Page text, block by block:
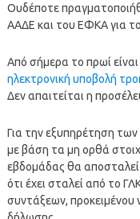
Ουδέποτε
ΑΑΔΕ και του ΕΦΚΑ για
Από σήμερα το πρωί είναι
ηλεκτρονική υποβολή
Δεν απαιτείται η
Για την εξυπηρέτηση
με βάση τα μη ορθά
εβδομάδας θα
ότι έχει σταλεί από το
συντάξεων, προκειμένου